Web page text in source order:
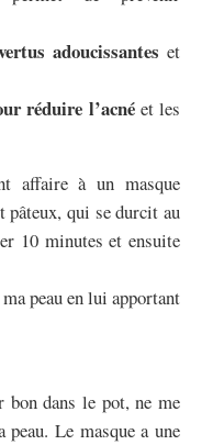
adoucissantes et
réduire l’acnéet les
affaire à un masque
pâteux, qui se durcit au
10 minutes et ensuite
peau en lui apportant
bon dans le pot, ne me
Le masque a une